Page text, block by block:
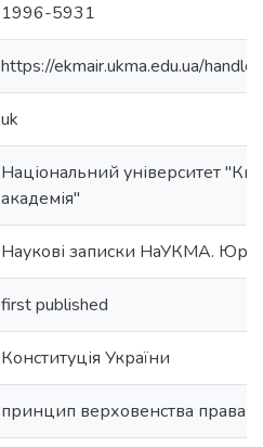
1996-5931
https://ekmair.ukma.edu.ua/
uk
Національний університет
академія"
Наукові записки НаУКМА.
first published
Конституція України
принцип верховенства права